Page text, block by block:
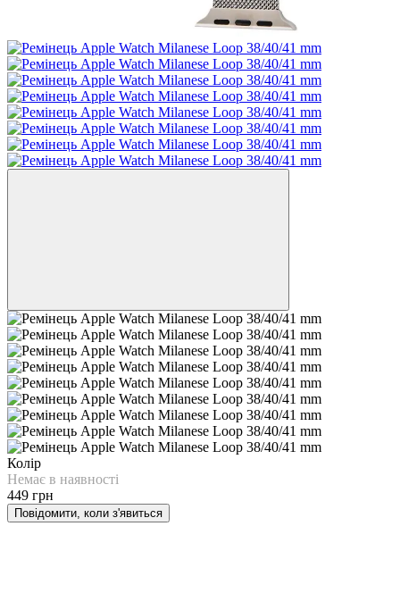
Колір
Немає в наявності
449 грн
Повідомити, коли з'явиться